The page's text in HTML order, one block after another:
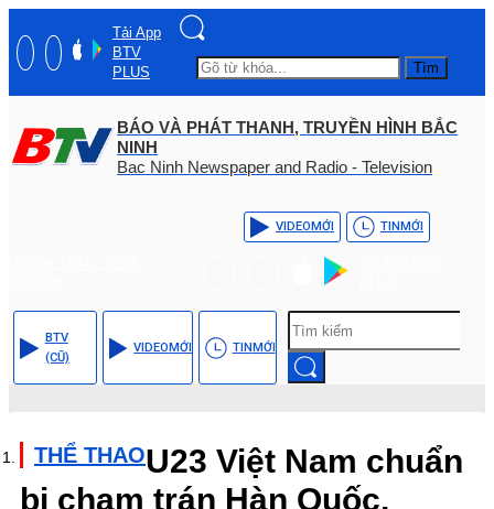
Tải App
BTV
PLUS
Tìm
BÁO VÀ PHÁT THANH, TRUYỀN HÌNH BẮC
NINH
Bac Ninh Newspaper and Radio - Television
VIDEOMỚI TINMỚI
BTV
(CŨ)
VIDEOMỚI TINMỚI
THỂ THAOU23 Việt Nam chuẩn
bị chạm trán Hàn Quốc,